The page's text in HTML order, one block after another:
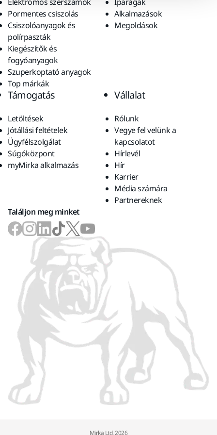
Pormentes csiszolás
Csiszolóanyagok és
polírpaszták
Kiegészítők és
fogyóanyagok
Szuperkoptató anyagok
Top márkák
Alkalmazások
Megoldások
Támogatás
Letöltések
Jótállási feltételek
Ügyfélszolgálat
Súgóközpont
myMirka alkalmazás
Vállalat
Rólunk
Vegye fel velünk a
kapcsolatot
Hírlevél
Hír
Karrier
Média számára
Partnereknek
Találjon meg minket
Mirka Ltd, 2026